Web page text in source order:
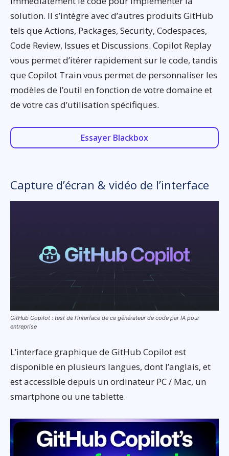
solution. Il s’intègre avec d’autres produits GitHub
tels que Actions, Packages, Security, Codespaces,
Code Review, Issues et Discussions. Copilot Replay
vous permet d’itérer rapidement sur le code, tandis
que Copilot Train vous permet de personnaliser les
modèles de l’outil en fonction de votre domaine et
de votre cas d’utilisation spécifiques.
Essayer Blackbox
Capture d’écran & vidéo de l’interface
GitHub Copilot : test de l’interface de ce générateur de code par IA pour
entreprise
L’interface graphique de GitHub Copilot est
disponible en plusieurs langues, dont l’anglais, et
est accessible depuis un ordinateur PC / Mac, un
smartphone ou une tablette.